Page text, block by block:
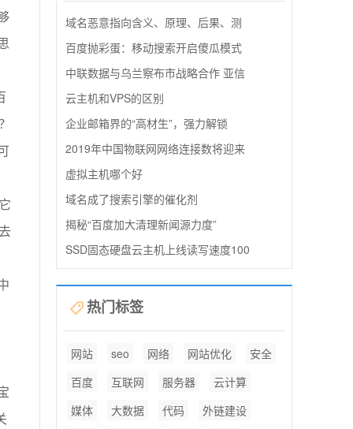
域名恶意指向含义、原理、后果、测
百度抛彩蛋：移动搜索开启傻瓜模式
中联数据与乌兰察布市战略合作 亚信
云主机和VPS的区别
企业邮箱界的“高材生”，强力解锁
2019年中国物联网网络连接数将迎来
虚拟主机哪个好
域名成了搜索引擎的催化剂
揭秘“百度加大清理新闻源力度”
SSD固态硬盘云主机上线读写速度100
热门标签
网站 seo 网络 网站优化
安全
百度
互联网 服务器
云计算
媒体
大数据 代码
外链建设